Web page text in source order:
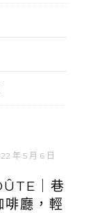
年 5 月 6 日
｜巷
啡廳，輕